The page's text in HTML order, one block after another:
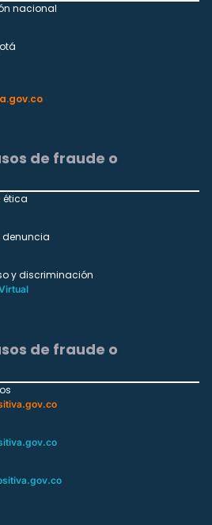
nacional
de fraude o
ética
denuncia
y discriminación
de fraude o